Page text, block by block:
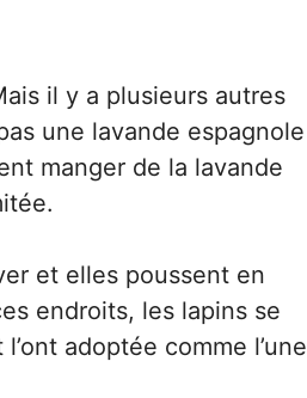
il y a plusieurs autres
une lavande espagnole
manger de la lavande
et elles poussent en
endroits, les lapins se
adoptée comme l’une